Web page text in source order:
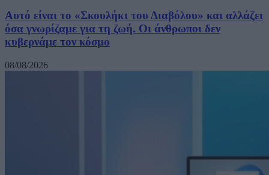
Αυτό είναι το «Σκουλήκι του Διαβόλου» και αλλάζει
όσα γνωρίζαμε για τη ζωή. Οι άνθρωποι δεν
κυβερνάμε τον κόσμο
08/08/2026